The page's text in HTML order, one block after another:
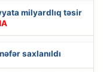
milyardlıq təsir
saxlanıldı